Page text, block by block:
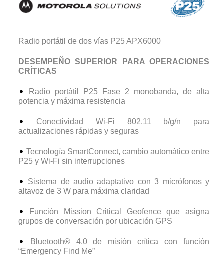
Radio portátil de dos vías P25 APX6000
DESEMPEÑO SUPERIOR PARA OPERACIONES
CRÍTICAS
Radio portátil P25 Fase 2 monobanda, de alta
potencia y máxima resistencia
Conectividad Wi-Fi 802.11 b/g/n para
actualizaciones rápidas y seguras
Tecnología SmartConnect, cambio automático entre
P25 y Wi-Fi sin interrupciones
Sistema de audio adaptativo con 3 micrófonos y
altavoz de 3 W para máxima claridad
Función Mission Critical Geofence que asigna
grupos de conversación por ubicación GPS
Bluetooth® 4.0 de misión crítica con función
“Emergency Find Me”